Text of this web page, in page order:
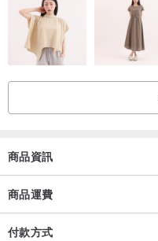
商品資訊
商品運費
付款方式